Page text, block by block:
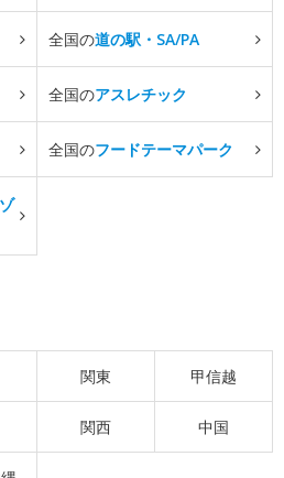
全国の道の駅・SA/PA
全国のアスレチック
全国のフードテーマパーク
関東 甲信越
関西 中国